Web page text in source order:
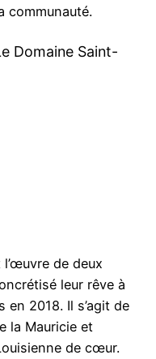
communauté.
Domaine Saint-
l’œuvre de deux
leur rêve à
2018. Il s’agit de
la Mauricie et
de cœur.